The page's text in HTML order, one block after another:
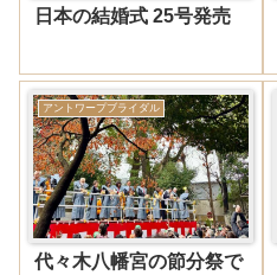
日本の結婚式 25号発売
アントワープブライダル
代々木八幡宮の節分祭で